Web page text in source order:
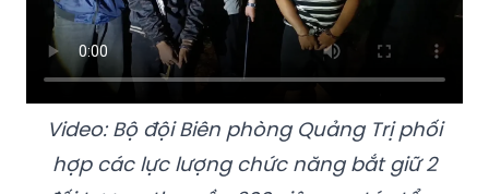
Video: Bộ đội Biên phòng Quảng Trị phối
hợp các lực lượng chức năng bắt giữ 2
đối tượng, thu gần 600 viên ma túy tổng
hợp.